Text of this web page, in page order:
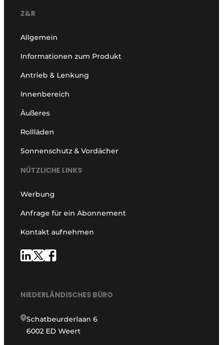
Z&R
Allgemein
Informationen zum Produkt
Antrieb & Lenkung
Innenbereich
Äußeres
Rollläden
Sonnenschutz & Vordächer
NÜTZLICHE LINKS
Werbung
Anfrage für ein Abonnement
Kontakt aufnehmen
NIEDERLÄNDISCHES BÜRO
Schatbeurderlaan 6
6002 ED Weert